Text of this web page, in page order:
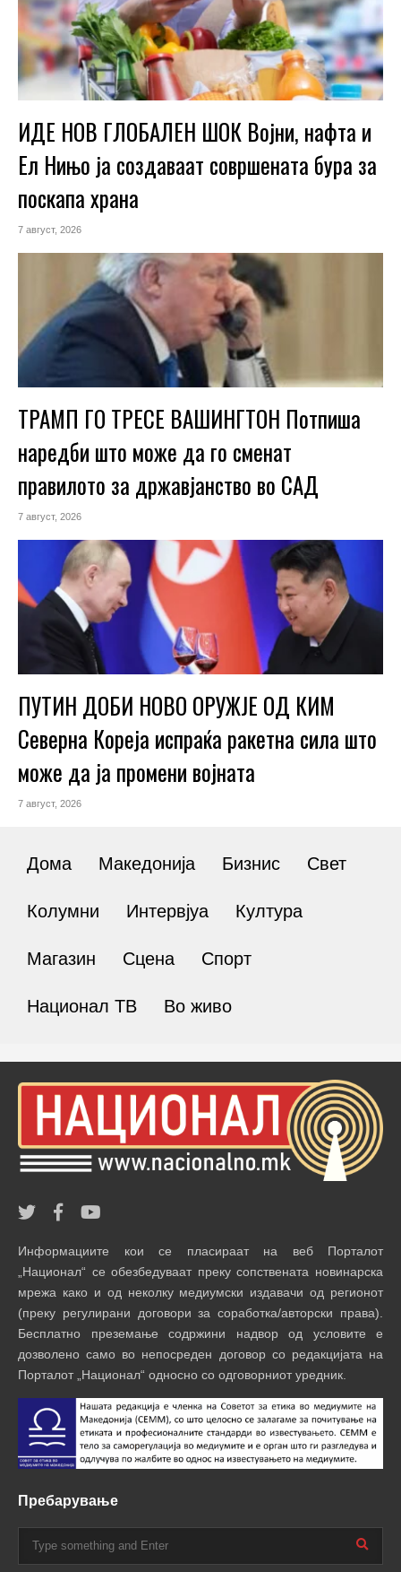
ИДЕ НОВ ГЛОБАЛЕН ШОК Војни, нафта и
Ел Нињо ја создаваат совршената бура за
поскапа храна
7 август, 2026
ТРАМП ГО ТРЕСЕ ВАШИНГТОН Потпиша
наредби што може да го сменат
правилото за државјанство во САД
7 август, 2026
ПУТИН ДОБИ НОВО ОРУЖЈЕ ОД КИМ
Северна Кореја испраќа ракетна сила што
може да ја промени војната
7 август, 2026
Дома Македонија Бизнис Свет
Колумни Интервјуа Култура
Магазин Сцена Спорт
Национал ТВ Во живо
Информациите кои се пласираат на веб Порталот
„Национал“ се обезбедуваат преку сопствената новинарска
мрежа како и од неколку медиумски издавачи од регионот
(преку регулирани договори за соработка/авторски права).
Бесплатно преземање содржини надвор од условите е
дозволено само во непосреден договор со редакцијата на
Порталот „Национал“ односно со одговорниот уредник.
Пребарување